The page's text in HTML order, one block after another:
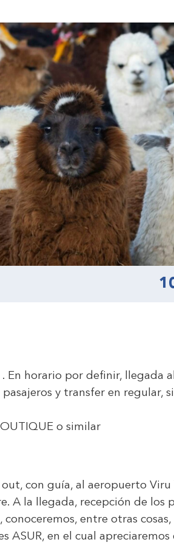
En horario por definir, llegada
y transfer en regular,
o similar
con guía, al aeropuerto
A la llegada, recepción de los
entre otras
ASUR, en el cual